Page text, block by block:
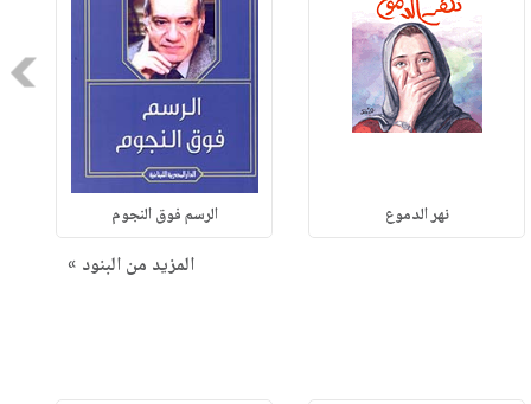
نهر الدموع الرسم فوق النجوم
المزيد من البنود »